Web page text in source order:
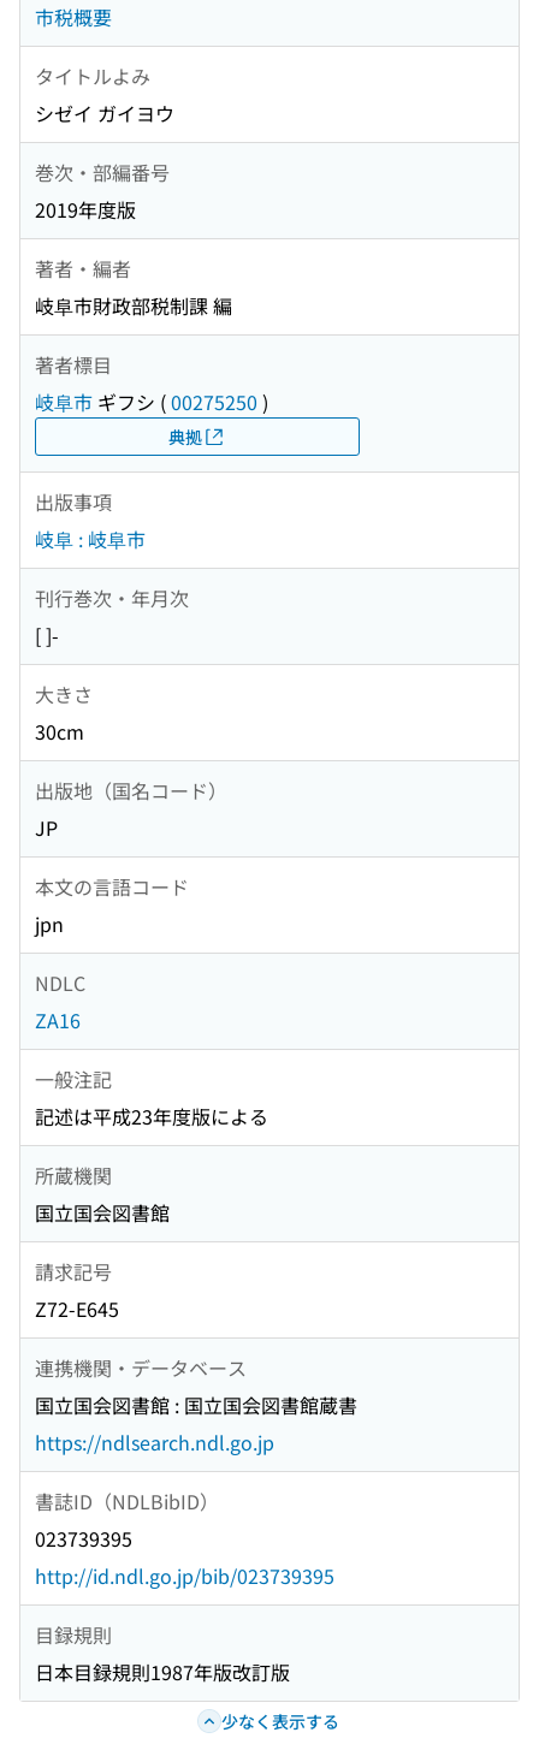
市税概要
タイトルよみ
シゼイ ガイヨウ
巻次・部編番号
2019年度版
著者・編者
岐阜市財政部税制課 編
著者標目
岐阜市 ギフシ (00275250 )
典拠
出版事項
岐阜 : 岐阜市
刊行巻次・年月次
[ ]-
大きさ
30cm
出版地（国名コード）
JP
本文の言語コード
jpn
NDLC
ZA16
一般注記
記述は平成23年度版による
所蔵機関
国立国会図書館
請求記号
Z72-E645
連携機関・データベース
国立国会図書館 : 国立国会図書館蔵書
https://ndlsearch.ndl.go.jp
書誌ID（NDLBibID）
023739395
http://id.ndl.go.jp/bib/023739395
目録規則
日本目録規則1987年版改訂版
少なく表示する